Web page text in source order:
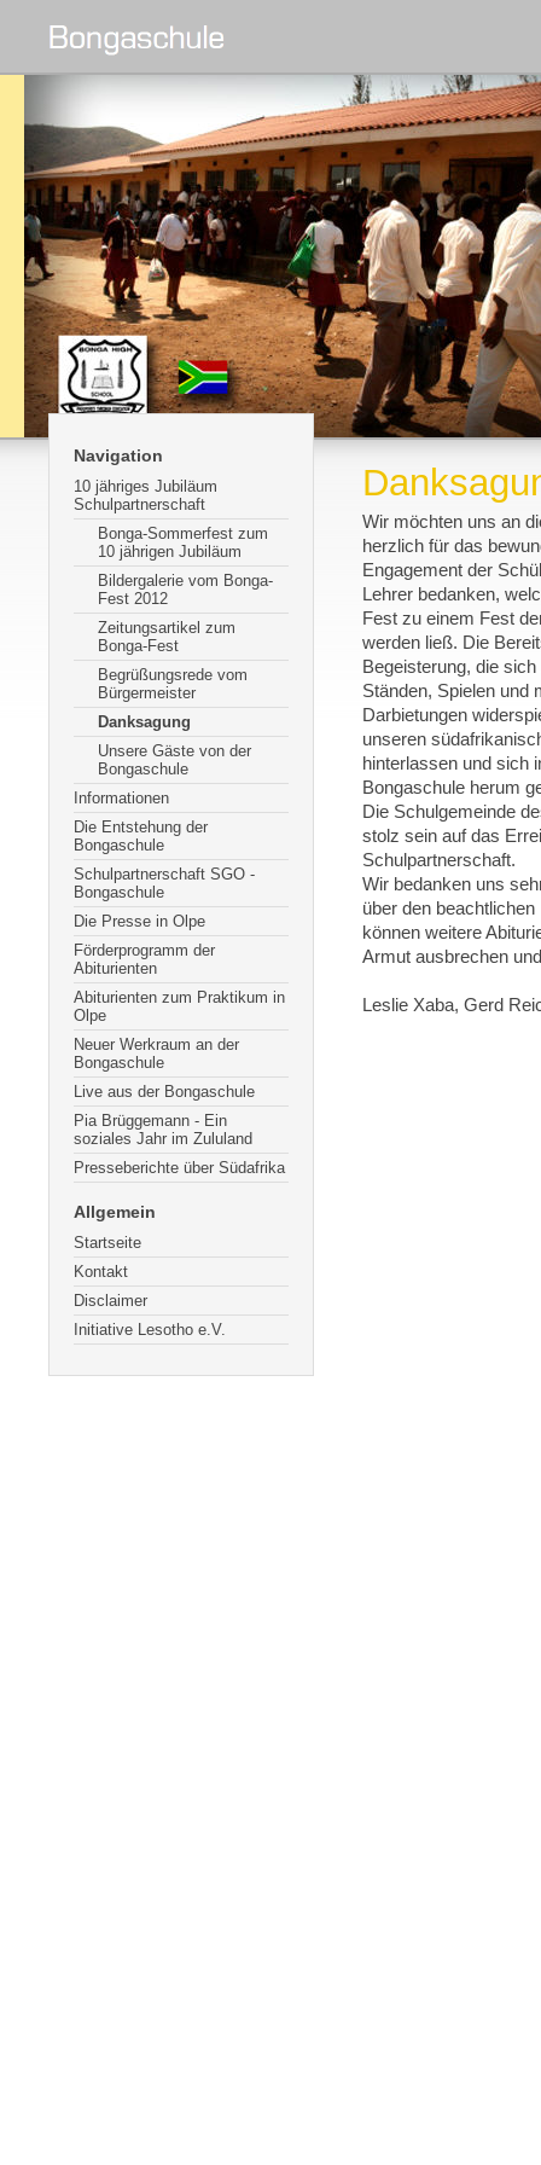
Navigation
10 jähriges Jubiläum
Schulpartnerschaft
Bonga-Sommerfest zum
10 jährigen Jubiläum
Bildergalerie vom Bonga-
Fest 2012
Zeitungsartikel zum
Bonga-Fest
Begrüßungsrede vom
Bürgermeister
Danksagung
Unsere Gäste von der
Bongaschule
Informationen
Die Entstehung der
Bongaschule
Schulpartnerschaft SGO -
Bongaschule
Die Presse in Olpe
Förderprogramm der
Abiturienten
Abiturienten zum Praktikum in
Olpe
Neuer Werkraum an der
Bongaschule
Live aus der Bongaschule
Pia Brüggemann - Ein
soziales Jahr im Zululand
Presseberichte über Südafrika
Allgemein
Startseite
Kontakt
Disclaimer
Initiative Lesotho e.V.
Wir möchten uns an
herzlich für das
Engagement der
Lehrer bedanken,
Fest zu einem Fest
werden ließ. Die
Begeisterung, die
Ständen, Spielen und
Darbietungen
unseren
hinterlassen und sich
Bongaschule herum
Die Schulgemeinde
stolz sein auf das
Schulpartnerschaft.
Wir bedanken uns
über den
können weitere
Armut ausbrechen
Leslie Xaba, Gerd